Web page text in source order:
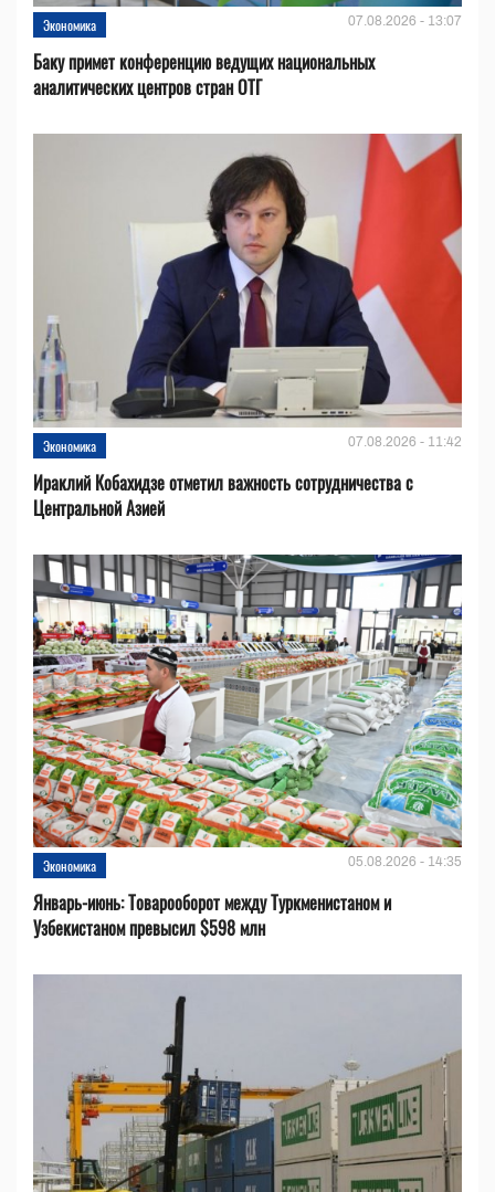
Экономика 07.08.2026 - 13:07
Баку примет конференцию ведущих национальных
аналитических центров стран ОТГ
Экономика 07.08.2026 - 11:42
Ираклий Кобахидзе отметил важность сотрудничества с
Центральной Азией
Экономика 05.08.2026 - 14:35
Январь-июнь: Товарооборот между Туркменистаном и
Узбекистаном превысил $598 млн